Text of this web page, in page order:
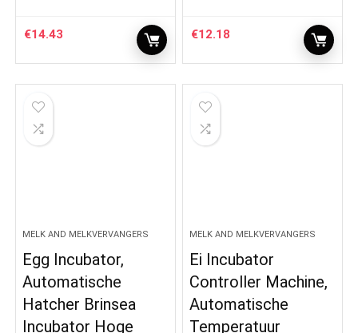
€14.43 €12.18
MELK AND MELKVERVANGERS
Egg Incubator,
Automatische
Hatcher Brinsea
Incubator Hoge
MELK AND MELKVERVANGERS
Ei Incubator
Controller Machine,
Automatische
Temperatuur